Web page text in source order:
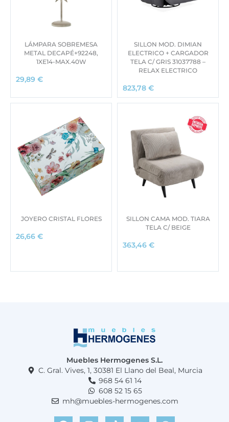
LÁMPARA SOBREMESA
METAL DECAPÉ+92248,
1XE14-MAX.40W
29,89 €
SILLON MOD. DIMIAN
ELECTRICO + CARGADOR
TELA C/ GRIS 31037788 –
RELAX ELECTRICO
823,78 €
JOYERO CRISTAL FLORES
26,66 €
SILLON CAMA MOD. TIARA
TELA C/ BEIGE
363,46 €
Muebles Hermogenes S.L.
C. Gral. Vives, 1, 30381 El Llano del Beal, Murcia
968 54 61 14
608 52 15 65
mh@muebles-hermogenes.com
F
I
T
Y
W